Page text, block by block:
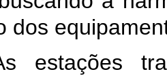
dos
estações